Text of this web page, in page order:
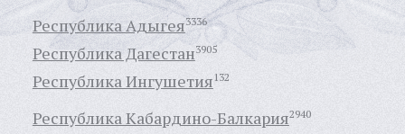
Республика Адыгея3336
Республика Дагестан3905
Республика Ингушетия132
Республика Кабардино-Балкария2940